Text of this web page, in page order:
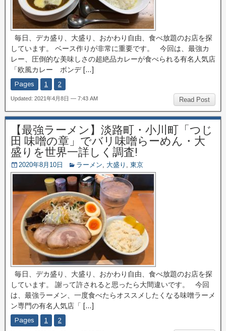
毎日、デカ盛り、大盛り、おかわり自由、食べ放題のお店を探
しています。 ベース作りが非常に重要です。 今回は、最強カ
レー、圧倒的な美味しさの超絶品カレーが食べられる有名人気店
「欧風カレー ボンデ […]
Pages 1 2
Read Post
Updated: 2021年4月8日 — 7:43 AM
【最強ラーメン】淡路町・小川町「つじ
田 味噌の章」でバリ味噌らーめん・大
盛りを世界一詳しく調査!
2020年8月10日 ラーメン, 大盛り , 東京
毎日、デカ盛り、大盛り、おかわり自由、食べ放題のお店を探
しています。 謝って許されると思ったら大間違いです。 今回
は、最強ラーメン、一度食べたらオススメしたくなる味噌ラーメ
ン専門の有名人気店「 […]
Pages 1 2